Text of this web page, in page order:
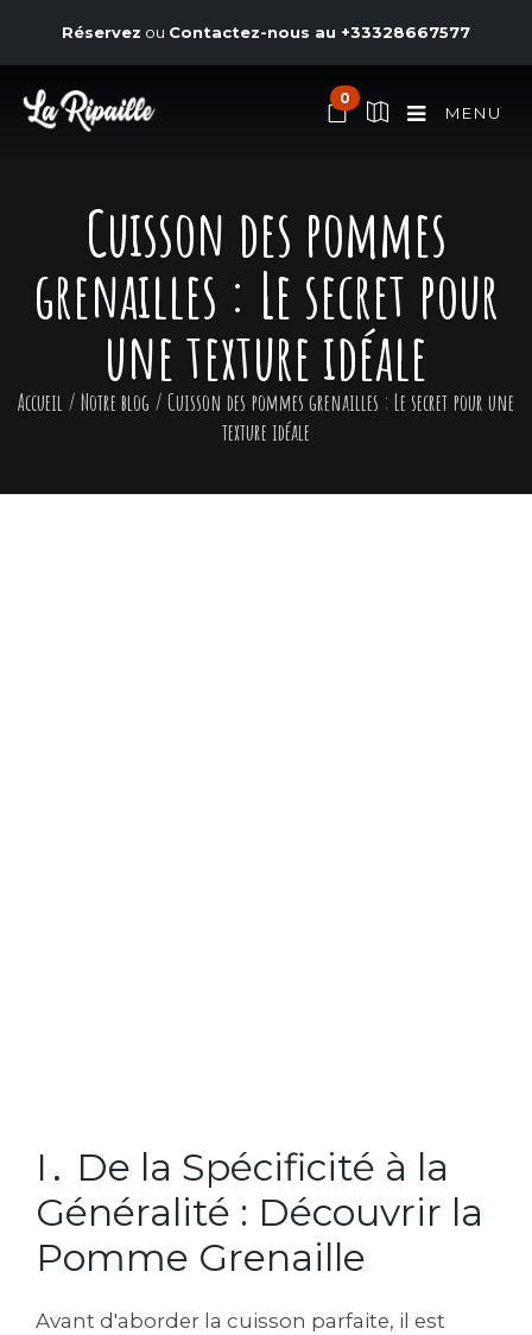
Réservez ou Contactez-nous au +33328667577
0
MENU
Cuisson des pommes
grenailles : Le secret pour
une texture idéale
Accueil / Notre blog / Cuisson des pommes grenailles : Le secret pour une
texture idéale
I․ De la Spécificité à la
Généralité : Découvrir la
Pomme Grenaille
Avant d'aborder la cuisson parfaite, il est